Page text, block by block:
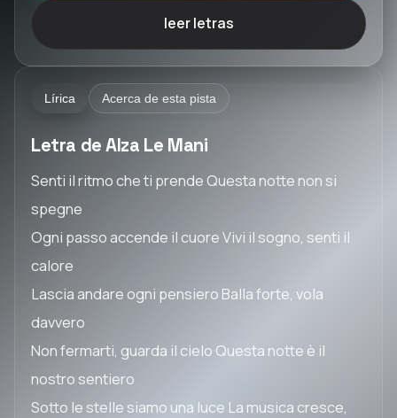
leer letras
Lírica Acerca de esta pista
Letra de Alza Le Mani
Senti il ritmo che ti prende Questa notte non si
spegne
Ogni passo accende il cuore Vivi il sogno, senti il
calore
Lascia andare ogni pensiero Balla forte, vola
davvero
Non fermarti, guarda il cielo Questa notte è il
nostro sentiero
Sotto le stelle siamo una luce La musica cresce,